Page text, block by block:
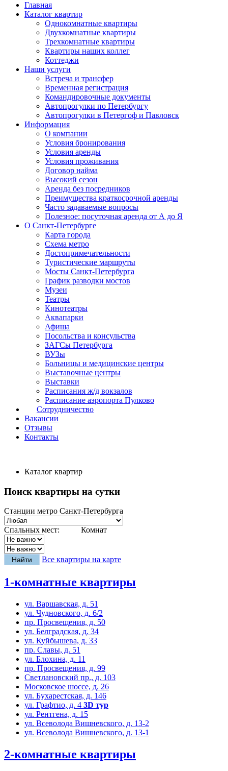
Главная
Каталог квартир
Однокомнатные квартиры
Двухкомнатные квартиры
Трехкомнатные квартиры
Квартиры наших коллег
Коттеджи
Наши услуги
Встреча и трансфер
Временная регистрация
Командировочные документы
Автопрогулки по Петербургу
Автопрогулки в Петергоф и Павловск
Информация
О компании
Условия бронирования
Условия аренды
Условия проживания
Договор найма
Высокий сезон
Аренда без посредников
Преимущества краткосрочной аренды
Часто задаваемые вопросы
Полезное: посуточная аренда от А до Я
О Санкт-Петербурге
Карта города
Схема метро
Достопримечательности
Туристические маршруты
Мосты Санкт-Петербурга
График разводки мостов
Музеи
Театры
Кинотеатры
Аквапарки
Афиша
Посольства и консульства
ЗАГСы Петербурга
ВУЗы
Больницы и медицинские центры
Выставочные центры
Выставки
Расписания ж/д вокзалов
Расписание аэропорта Пулково
Сотрудничество
Вакансии
Отзывы
Контакты
Каталог квартир
Поиск квартиры на сутки
Станции метро Санкт-Петербурга
Спальных мест: Комнат
Все квартиры на карте
1-комнатные квартиры
ул. Варшавская, д. 51
ул. Чудновского, д. 6/2
пр. Просвещения, д. 50
ул. Белградская, д. 34
ул. Куйбышева, д. 33
пр. Славы, д. 51
ул. Блохина, д. 11
пр. Просвещения, д. 99
Светлановский пр., д. 103
Московское шоссе, д. 26
ул. Бухарестская, д. 146
ул. Графтио, д. 4 3D тур
ул. Рентгена, д. 15
ул. Всеволода Вишневского, д. 13-2
ул. Всеволода Вишневского, д. 13-1
2-комнатные квартиры